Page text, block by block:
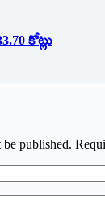
కోట్లు
published.